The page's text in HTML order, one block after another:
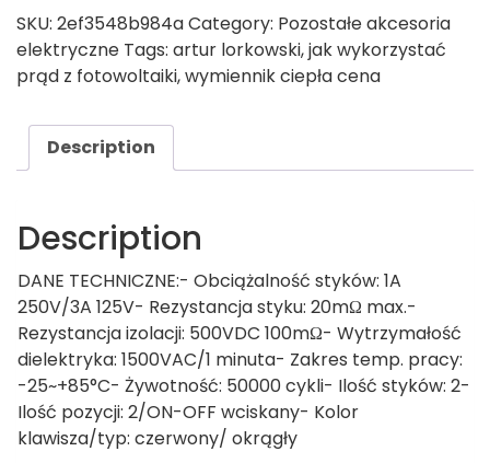
SKU: 2ef3548b984aCategory: Pozostałe akcesoria
elektryczne Tags: artur lorkowski,jak wykorzystać
prąd z fotowoltaiki,wymiennik ciepła cena
Description
Description
DANE TECHNICZNE:- Obciążalność styków: 1A
250V/3A 125V- Rezystancja styku: 20mΩ max.-
Rezystancja izolacji: 500VDC 100mΩ- Wytrzymałość
dielektryka: 1500VAC/1 minuta- Zakres temp. pracy:
-25~+85°C- Żywotność: 50000 cykli- Ilość styków: 2-
Ilość pozycji: 2/ON-OFF wciskany- Kolor
klawisza/typ: czerwony/ okrągły